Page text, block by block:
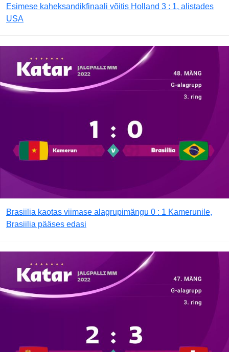
Esimese kaheksandikfinaali võitis Holland 3 : 1, alistades
USA
Brasiilia kaotas viimase alagrupimängu 0 : 1 Kamerunile,
Brasiilia pääses edasi